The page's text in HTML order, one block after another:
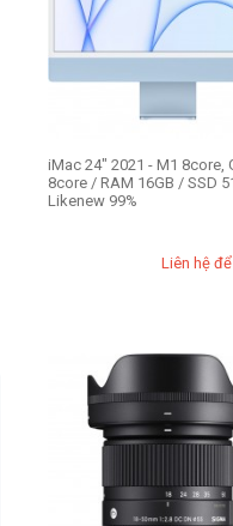
iMac 24" 2021 - M1 8core,
8core / RAM 16GB / SSD
Likenew 99%
Liên hệ